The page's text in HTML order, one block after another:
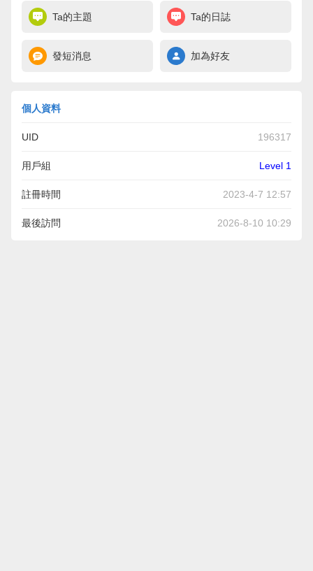
Ta的主題 Ta的日誌
發短消息 加為好友
個人資料
UID 196317
用戶組 Level 1
註冊時間 2023-4-7 12:57
最後訪問 2026-8-10 10:29